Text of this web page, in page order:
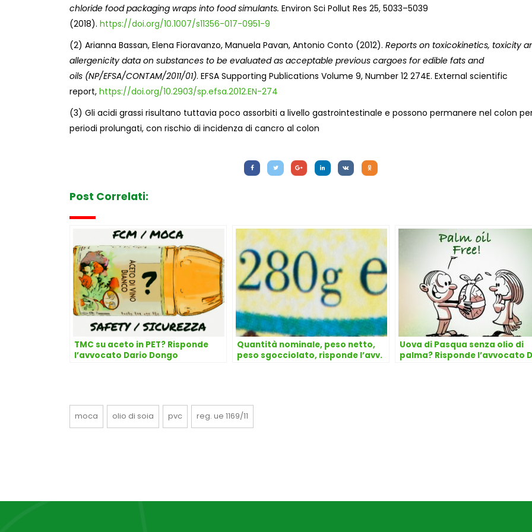
chloride food packaging wraps into food simulants. Environ Sci Pollut Res 25, 5033–5039
(2018). https://doi.org/10.1007/s11356-017-0951-9
(2) Arianna Bassan, Elena Fioravanzo, Manuela Pavan, Antonio Conto (2012). Reports on toxicokinetics, toxicity
allergenicity data on substances to be evaluated as acceptable previous cargoes for edible fats and
oils (NP/EFSA/CONTAM/2011/01). EFSA Supporting Publications Volume 9, Number 12 274E. External scientific
report, https://doi.org/10.2903/sp.efsa.2012.EN-274
(3) Gli acidi grassi risultano tuttavia poco assorbiti a livello gastrointestinale e possono permanere nel colon
periodi prolungati, con rischio di incidenza di cancro al colon
Post Correlati:
TMC su aceto in PET? Risponde
l’avvocato Dario Dongo
Quantità nominale, peso netto,
peso sgocciolato, risponde l’avv.
Uova di Pasqua senza olio di
palma? Risponde l’avvocato
moca olio di soia pvc reg. ue 1169/11